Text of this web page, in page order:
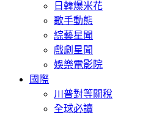
日韓爆米花
歌手動態
綜藝星聞
戲劇星聞
娛樂電影院
國際
川普對等關稅
全球必讀